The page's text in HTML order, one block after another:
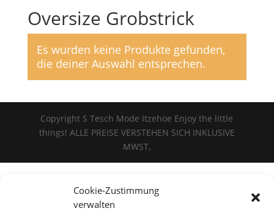
Cookie-Zustimmung
verwalten
Oversize Grobstrick
Es wurden keine Produkte gefunden,
die deiner Auswahl entsprechen.
Copyright S Tesch Mode Itzehoe Enjoy the little
things! ALLE PREISE VERSTEHEN SICH INKLUSIVE
MWST,
Alle Preise inkl. der gesetzlichen MwSt.